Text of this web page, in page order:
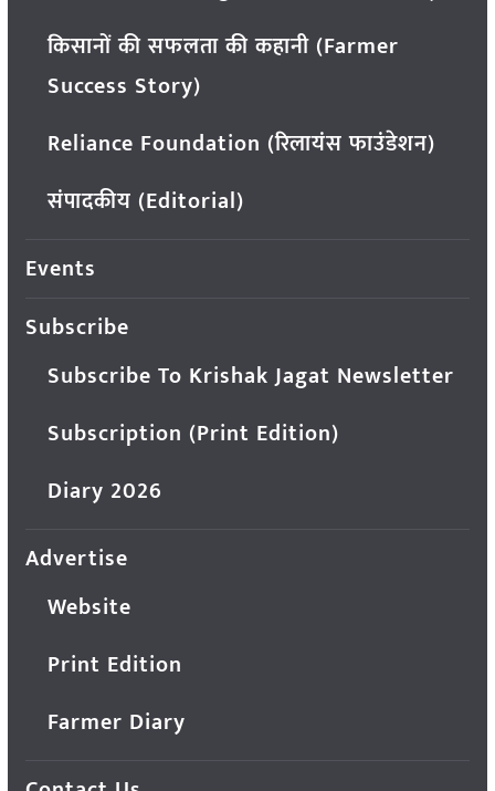
किसानों की सफलता की कहानी (Farmer
Success Story)
Reliance Foundation (रिलायंस फाउंडेशन)
संपादकीय (Editorial)
Events
Subscribe
Subscribe To Krishak Jagat Newsletter
Subscription (Print Edition)
Diary 2026
Advertise
Website
Print Edition
Farmer Diary